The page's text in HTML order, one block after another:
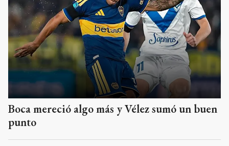
Boca mereció algo más y Vélez sumó un buen
punto